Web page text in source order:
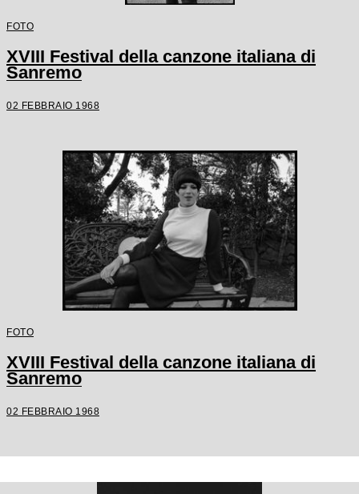
FOTO
XVIII Festival della canzone italiana di
Sanremo
02 FEBBRAIO 1968
FOTO
XVIII Festival della canzone italiana di
Sanremo
02 FEBBRAIO 1968